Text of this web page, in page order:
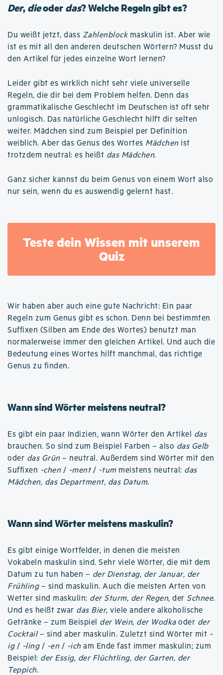
Der,dieoderdas? Welche Regeln gibt es?
Du weißt jetzt, dass Zahlenblockmaskulin ist. Aber wie
ist es mit all den anderen deutschen Wörtern? Musst du
den Artikel für jedes einzelne Wort lernen?
Leider gibt es wirklich nicht sehr viele universelle
Regeln, die dir bei dem Problem helfen. Denn das
grammatikalische Geschlecht im Deutschen ist oft sehr
unlogisch. Das natürliche Geschlecht hilft dir selten
weiter. Mädchen sind zum Beispiel per Definition
weiblich. Aber das Genus des Wortes Mädchen ist
trotzdem neutral: es heißt das Mädchen.
Ganz sicher kannst du beim Genus von einem Wort also
nur sein, wenn du es auswendig gelernt hast.
Teste dein Wissen mit unserem
Quiz
Wir haben aber auch eine gute Nachricht: Ein paar
Regeln zum Genus gibt es schon. Denn bei bestimmten
Suffixen (Silben am Ende des Wortes) benutzt man
normalerweise immer den gleichen Artikel. Und auch die
Bedeutung eines Wortes hilft manchmal, das richtige
Genus zu finden.
Wann sind Wörter meistens neutral?
Es gibt ein paar Indizien, wann Wörter den Artikel das
brauchen. So sind zum Beispiel Farben – also das Gelb
oder das Grün – neutral. Außerdem sind Wörter mit den
Suffixen -chen / -ment/ -tummeistens neutral: das
Mädchen, das Department, das Datum.
Wann sind Wörter meistens maskulin?
Es gibt einige Wortfelder, in denen die meisten
Vokabeln maskulin sind. Sehr viele Wörter, die mit dem
Datum zu tun haben – der Dienstag, der Januar, der
Frühling– sind maskulin. Auch die meisten Arten von
Wetter sind maskulin: der Sturm, der Regen, der Schnee.
Und es heißt zwar das Bier, viele andere alkoholische
Getränke – zum Beispiel der Wein, der Wodkaoder der
Cocktail– sind aber maskulin. Zuletzt sind Wörter mit -
ig/ -ling/ -en / -ich am Ende fast immer maskulin; zum
Beispiel: der Essig, der Flüchtling, der Garten, der
Teppich.